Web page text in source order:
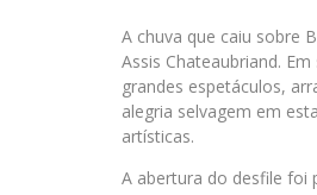
A chuva que caiu sobre
Assis Chateaubriand.
grandes espetáculos,
alegria selvagem em
artísticas.
A abertura do desfile foi